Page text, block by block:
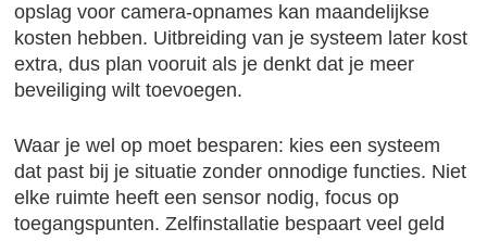
opslag voor camera-opnames kan maandelijkse
kosten hebben. Uitbreiding van je systeem later kost
extra, dus plan vooruit als je denkt dat je meer
beveiliging wilt toevoegen.
Waar je wel op moet besparen: kies een systeem
dat past bij je situatie zonder onnodige functies. Niet
elke ruimte heeft een sensor nodig, focus op
toegangspunten. Zelfinstallatie bespaart veel geld